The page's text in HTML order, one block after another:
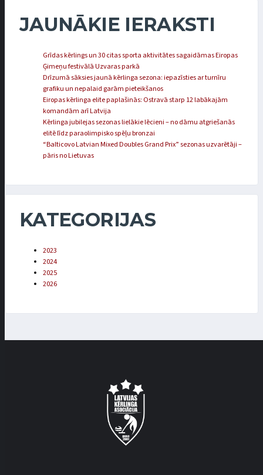
JAUNĀKIE IERAKSTI
Grīdas kērlings un 30 citas sporta aktivitātes sagaidāmas Eiropas
Ģimeņu festivālā Uzvaras parkā
Drīzumā sāksies jaunā kērlinga sezona: iepazīsties ar turnīru
grafiku un nepalaid garām pieteikšanos
Eiropas kērlinga elite paplašinās: Ostravā starp 12 labākajām
komandām arī Latvija
Kērlinga jubilejas sezonas lielākie lēcieni – no dāmu atgriešanās
elitē līdz paraolimpisko spēļu bronzai
“Balticovo Latvian Mixed Doubles Grand Prix” sezonas uzvarētāji –
pāris no Lietuvas
KATEGORIJAS
2023
2024
2025
2026